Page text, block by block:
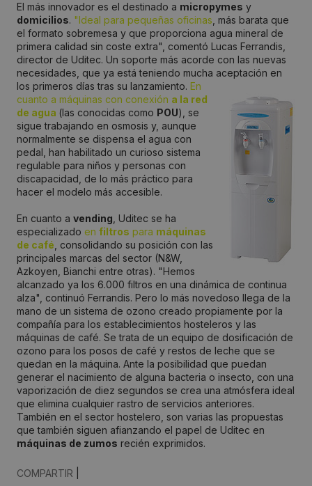
El más innovador es el destinado a micropymes y
domicilios. "Ideal para pequeñas oficinas , más barata que
el formato sobremesa y que proporciona agua mineral de
primera calidad sin coste extra", comentó Lucas Ferrandis,
director de Uditec. Un soporte más acorde con las nuevas
necesidades, que ya está teniendo mucha aceptación en
los primeros días tras su lanzamiento. En
cuanto a máquinas con conexión a la red
de agua (las conocidas como POU), se
sigue trabajando en osmosis y, aunque
normalmente se dispensa el agua con
pedal, han habilitado un curioso sistema
regulable para niños y personas con
discapacidad, de lo más práctico para
hacer el modelo más accesible.
En cuanto a vending , Uditec se ha
especializado en filtros para máquinas
de café , consolidando su posición con las
principales marcas del sector (N&W,
Azkoyen, Bianchi entre otras). "Hemos
alcanzado ya los 6.000 filtros en una dinámica de continua
alza", continuó Ferrandis. Pero lo más novedoso llega de la
mano de un sistema de ozono creado propiamente por la
compañía para los establecimientos hosteleros y las
máquinas de café. Se trata de un equipo de dosificación de
ozono para los posos de café y restos de leche que se
quedan en la máquina. Ante la posibilidad que puedan
generar el nacimiento de alguna bacteria o insecto, con una
vaporización de diez segundos se crea una atmósfera ideal
que elimina cualquier rastro de servicios anteriores.
También en el sector hostelero, son varias las propuestas
que también siguen afianzando el papel de Uditec en
máquinas de zumos recién exprimidos.
COMPARTIR